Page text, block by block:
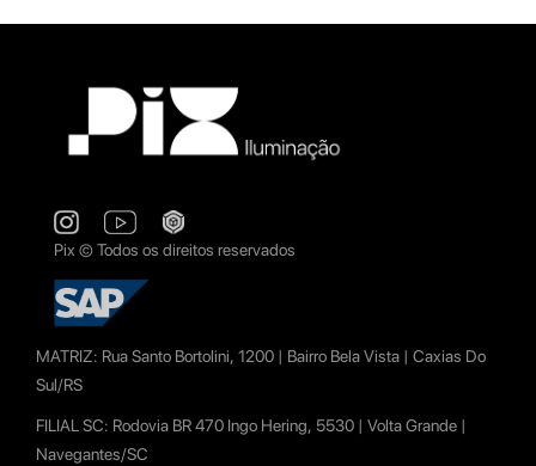
Pix © Todos os direitos reservados
MATRIZ: Rua Santo Bortolini, 1200 | Bairro Bela Vista | Caxias Do
Sul/RS
FILIAL SC: Rodovia BR 470 Ingo Hering, 5530 | Volta Grande |
Navegantes/SC